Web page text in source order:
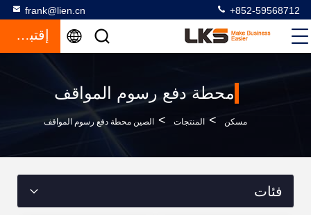
frank@lien.cn +852-59568712
إقتباس
محطة دفع رسوم المواقف
مسكن > المنتجات > الصين محطة دفع رسوم المواقف
فئات